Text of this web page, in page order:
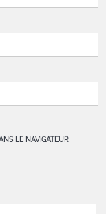
LE NAVIGATEUR